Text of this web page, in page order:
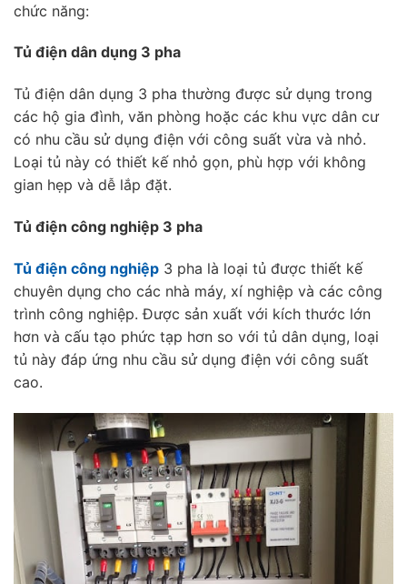
chức năng:
Tủ điện dân dụng 3 pha
Tủ điện dân dụng 3 pha thường được sử dụng trong
các hộ gia đình, văn phòng hoặc các khu vực dân cư
có nhu cầu sử dụng điện với công suất vừa và nhỏ.
Loại tủ này có thiết kế nhỏ gọn, phù hợp với không
gian hẹp và dễ lắp đặt.
Tủ điện công nghiệp 3 pha
Tủ điện công nghiệp 3 pha là loại tủ được thiết kế
chuyên dụng cho các nhà máy, xí nghiệp và các công
trình công nghiệp. Được sản xuất với kích thước lớn
hơn và cấu tạo phức tạp hơn so với tủ dân dụng, loại
tủ này đáp ứng nhu cầu sử dụng điện với công suất
cao.